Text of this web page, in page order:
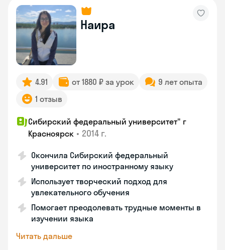
Наира
4.91 от 1880 ₽ за урок
9 лет опыта
1 отзыв
Сибирский федеральный университет" г
Красноярск • 2014 г.
Окончила Сибирский федеральный
университет по иностранному языку
Использует творческий подход для
увлекательного обучения
Помогает преодолевать трудные моменты в
изучении языка
Читать дальше